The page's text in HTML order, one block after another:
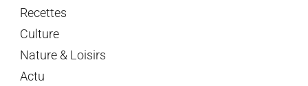
Recettes
Culture
Nature & Loisirs
Actu